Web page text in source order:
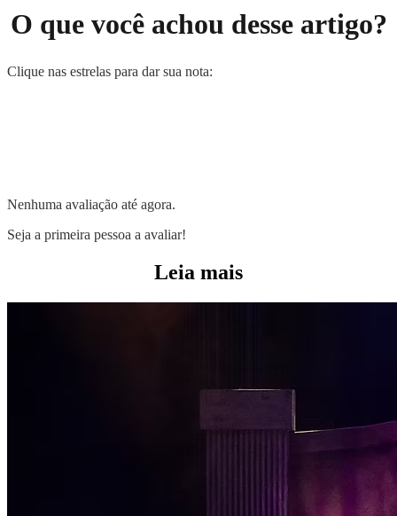
O que você achou desse artigo?
Clique nas estrelas para dar sua nota:
Nenhuma avaliação até agora.
Seja a primeira pessoa a avaliar!
Leia mais